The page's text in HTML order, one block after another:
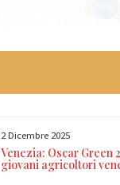
2 Dicembre 2025
Venezia: Oscar Green
giovani agricoltori